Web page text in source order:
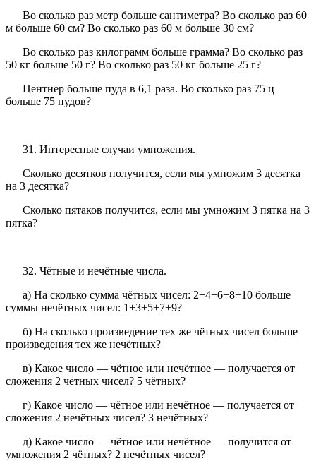
Во сколько раз метр больше сантиметра? Во сколько раз 60
м больше 60 см? Во сколько раз 60 м больше 30 см?
Во сколько раз килограмм больше грамма? Во сколько раз
50 кг больше 50 г? Во сколько раз 50 кг больше 25 г?
Центнер больше пуда в 6,1 раза. Во сколько раз 75 ц
больше 75 пудов?
31. Интересные случаи умножения.
Сколько десятков получится, если мы умножим 3 десятка
на 3 десятка?
Сколько пятаков получится, если мы умножим 3 пятка на 3
пятка?
32. Чётные и нечётные числа.
а) На сколько сумма чётных чисел: 2+4+6+8+10 больше
суммы нечётных чисел: 1+3+5+7+9?
б) На сколько произведение тех же чётных чисел больше
произведения тех же нечётных?
в) Какое число — чётное или нечётное — получается от
сложения 2 чётных чисел? 5 чётных?
г) Какое число — чётное или нечётное — получается от
сложения 2 нечётных чисел? 3 нечётных?
д) Какое число — чётное или нечётное — получится от
умножения 2 чётных? 2 нечётных чисел?